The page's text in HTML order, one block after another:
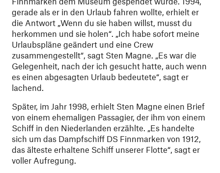
gerade als er in den Urlaub fahren wollte, erhielt er
die Antwort „Wenn du sie haben willst, musst du
herkommen und sie holen“. „Ich habe sofort meine
Urlaubspläne geändert und eine Crew
zusammengestellt“, sagt Sten Magne. „Es war die
Gelegenheit, nach der ich gesucht hatte, auch wenn
es einen abgesagten Urlaub bedeutete“, sagt er
lachend.
Später, im Jahr 1998, erhielt Sten Magne einen Brief
von einem ehemaligen Passagier, der ihm von einem
Schiff in den Niederlanden erzählte. „Es handelte
sich um das Dampfschiff DS Finnmarken von 1912,
das älteste erhaltene Schiff unserer Flotte“, sagt er
voller Aufregung.